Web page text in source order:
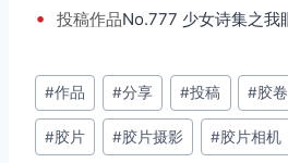
• 投稿作品No.777 少女诗集之我
文
章
标
#作品 #分享 #投稿 #胶卷
#胶片 #胶片摄影 #胶片相机